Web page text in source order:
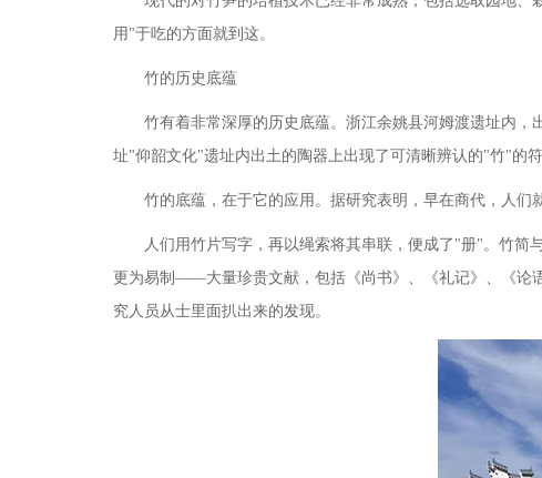
用"于吃的方面就到这。
竹的历史底蕴
竹有着非常深厚的历史底蕴。浙江余姚县河姆渡遗址内
址"仰韶文化"遗址内出土的陶器上出现了可清晰辨认的"竹"的
竹的底蕴，在于它的应用。据研究表明，早在商代，人
人们用竹片写字，再以绳索将其串联，便成了 "册"。竹简
更为易制——大量珍贵文献，包括《尚书》、《礼记》、《
究人员从士里面扒出来的发现。